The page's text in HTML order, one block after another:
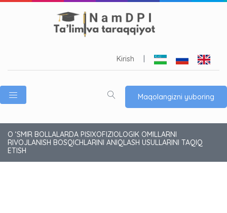
Kirish
Maqolangizni yuboring
O ‘SMIR BOLLALARDA PISIXOFIZIOLOGIK OMILLARNI
RIVOJLANISH BOSQICHLARINI ANIQLASH USULLARINI TAQIQ
ETISH